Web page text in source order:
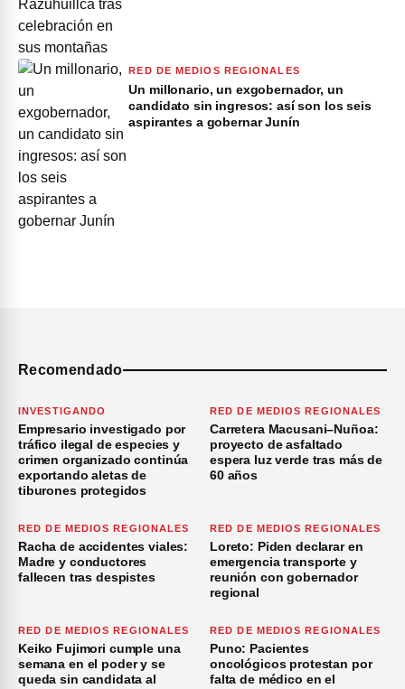
RED DE MEDIOS REGIONALES
Un millonario, un exgobernador, un
candidato sin ingresos: así son los seis
aspirantes a gobernar Junín
Recomendado
INVESTIGANDO
Empresario investigado por
tráfico ilegal de especies y
crimen organizado continúa
exportando aletas de
tiburones protegidos
RED DE MEDIOS REGIONALES
Carretera Macusani–Nuñoa:
proyecto de asfaltado
espera luz verde tras más de
60 años
RED DE MEDIOS REGIONALES
Racha de accidentes viales:
Madre y conductores
fallecen tras despistes
RED DE MEDIOS REGIONALES
Loreto: Piden declarar en
emergencia transporte y
reunión con gobernador
regional
RED DE MEDIOS REGIONALES
Keiko Fujimori cumple una
semana en el poder y se
queda sin candidata al
RED DE MEDIOS REGIONALES
Puno: Pacientes
oncológicos protestan por
falta de médico en el